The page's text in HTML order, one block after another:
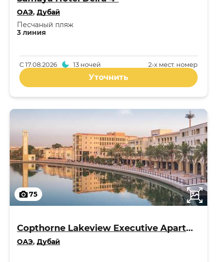
ОАЭ, Дубай
3 линия
Песчаный пляж
2-x мест. номер
С17.08.2026 13 ночей
Уточнить
75
Copthorne Lakeview Executive Apartments Dubai, Green Community 4*
ОАЭ, Дубай